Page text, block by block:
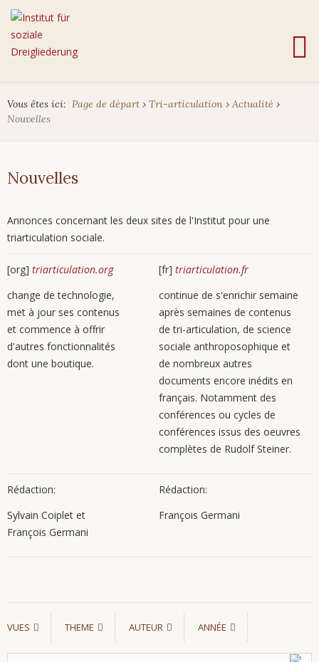
Vous êtes ici: Page de départ › Tri-articulation › Actualité ›
Nouvelles
Nouvelles
Annonces concernant les deux sites de l'Institut pour une
triarticulation sociale.
[org] triarticulation.org
change de technologie,
met à jour ses contenus
et commence à offrir
d'autres fonctionnalités
dont une boutique.
[fr] triarticulation.fr
continue de s'enrichir semaine
après semaines de contenus
de tri-articulation, de science
sociale anthroposophique et
de nombreux autres
documents encore inédits en
français. Notamment des
conférences ou cycles de
conférences issus des oeuvres
complètes de Rudolf Steiner.
Rédaction:
Sylvain Coiplet et
François Germani
Rédaction:
François Germani
VUES THEME AUTEUR ANNÉE